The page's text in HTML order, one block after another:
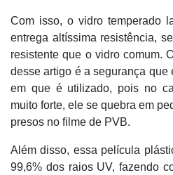
Com isso, o vidro temperado
entrega altíssima resistência,
resistente que o vidro comum.
desse artigo é a segurança que
em que é utilizado, pois no
muito forte, ele se quebra em
presos no filme de PVB.
Além disso, essa película
99,6% dos raios UV, fazendo